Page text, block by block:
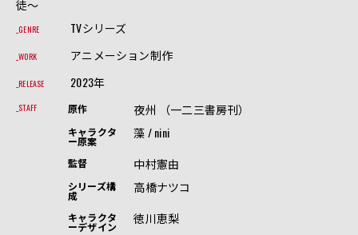
徒〜
GENRE TVシリーズ
WORK アニメーション制作
RELEASE 2023年
STAFF 原作 夜州 （一二三書房刊）
キャラクタ
ー原案
藻 / nini
監督 中村憲由
シリーズ構
成
高橋ナツコ
キャラクタ
ーデザイン
徳川恵梨